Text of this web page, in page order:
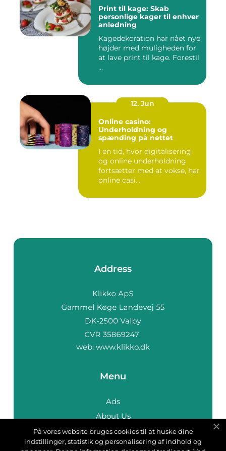
Print til kage: Skab
personlige kager til enhver
anledning
Kagedekoration har nået nye
højder med muligheden for
at lave print til kage. Forestil
...
12. Jun
Online casino:
Underholdning og
spænding på nettet
I en tid, hvor digitalisering
og online underholdning
fortsætter med at vokse, har
online casi...
Address
web: www.klikko.dk
Menu
Ads
About Us
Cookies
Contact
På vores website bruges cookies til at huske dine
indstillinger, statistik og personalisering af indhold og